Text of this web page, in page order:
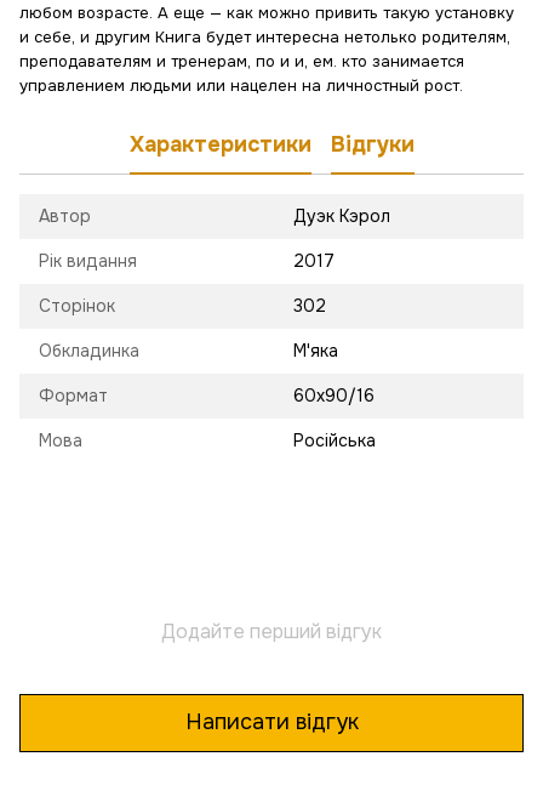
любом возрасте. А еще — как можно привить такую установку
и себе, и другим Книга будет интересна нетолько родителям,
преподавателям и тренерам, по и и, ем. кто занимается
управлением людьми или нацелен на личностный рост.
Характеристики Відгуки
Автор Дуэк Кэрол
Рік видання 2017
Сторінок 302
Обкладинка М'яка
Формат 60х90/16
Мова Російська
Додайте перший відгук
Написати відгук